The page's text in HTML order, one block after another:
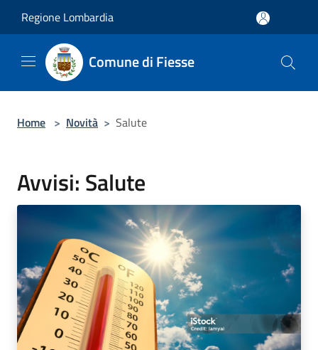
Regione Lombardia
Comune di Fiesse
Home > Novità > Salute
Avvisi: Salute